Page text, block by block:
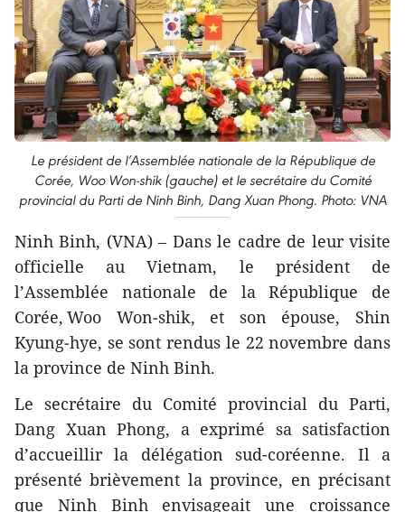
Le président de l’Assemblée nationale de la République de
Corée, Woo Won‑shik (gauche) et le secrétaire du Comité
provincial du Parti de Ninh Binh, Dang Xuan Phong. Photo: VNA
Ninh Binh, (VNA) – Dans le cadre de leur visite
officielle au Vietnam, le président de
l’Assemblée nationale de la République de
Corée, Woo Won‑shik, et son épouse, Shin
Kyung‑hye, se sont rendus le 22 novembre dans
la province de Ninh Binh.
Le secrétaire du Comité provincial du Parti,
Dang Xuan Phong, a exprimé sa satisfaction
d’accueillir la délégation sud-coréenne. Il a
présenté brièvement la province, en précisant
que Ninh Binh envisageait une croissance